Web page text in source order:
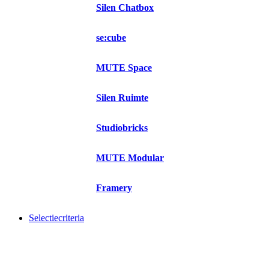
Silen Chatbox
se:cube
MUTE Space
Silen Ruimte
Studiobricks
MUTE Modular
Framery
Selectiecriteria